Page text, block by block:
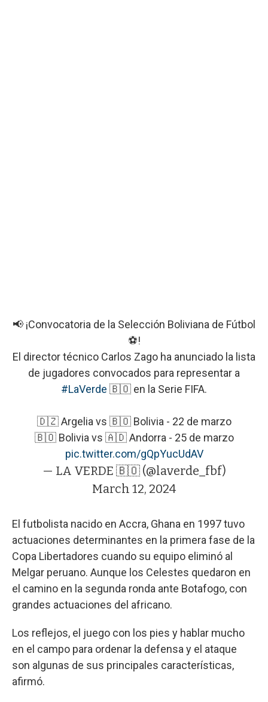
📢 ¡Convocatoria de la Selección Boliviana de Fútbol
⚽️!
El director técnico Carlos Zago ha anunciado la lista
de jugadores convocados para representar a
#LaVerde 🇧🇴 en la Serie FIFA.
🇩🇿 Argelia vs 🇧🇴 Bolivia - 22 de marzo
🇧🇴 Bolivia vs 🇦🇩 Andorra - 25 de marzo
pic.twitter.com/gQpYucUdAV
— LA VERDE 🇧🇴 (@laverde_fbf)
March 12, 2024
El futbolista nacido en Accra, Ghana en 1997 tuvo
actuaciones determinantes en la primera fase de la
Copa Libertadores cuando su equipo eliminó al
Melgar peruano. Aunque los Celestes quedaron en
el camino en la segunda ronda ante Botafogo, con
grandes actuaciones del africano.
Los reflejos, el juego con los pies y hablar mucho
en el campo para ordenar la defensa y el ataque
son algunas de sus principales características,
afirmó.